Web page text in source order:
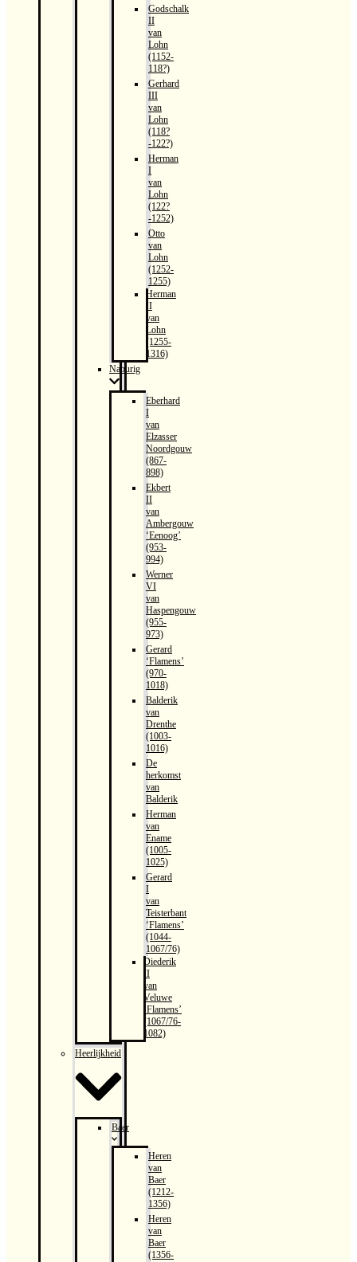
Godschalk
II
van
Lohn
(1152-
118?)
Gerhard
III
van
Lohn
(118?
-122?)
Herman
I
van
Lohn
(122?
-1252)
Otto
van
Lohn
(1252-
1255)
Herman
II
van
Lohn
(1255-
1316)
Naburig
Eberhard
I
van
Elzasser
Noordgouw
(867-
898)
Ekbert
II
van
Ambergouw
‘Eenoog’
(953-
994)
Werner
VI
van
Haspengouw
(955-
973)
Gerard
‘Flamens’
(970-
1018)
Balderik
van
Drenthe
(1003-
1016)
De
herkomst
van
Balderik
Herman
van
Ename
(1005-
1025)
Gerard
I
van
Teisterbant
‘Flamens’
(1044-
1067/76)
Diederik
II
van
Veluwe
‘Flamens’
(1067/76-
1082)
Heerlijkheid
Baer
Heren
van
Baer
(1212-
1356)
Heren
van
Baer
(1356-